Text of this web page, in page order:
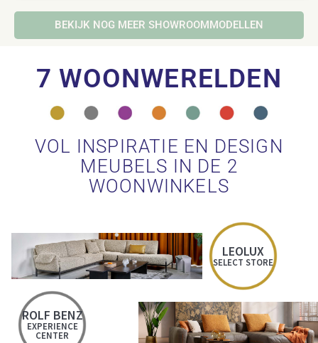
BEKIJK NOG MEER SHOWROOMMODELLEN
7 WOONWERELDEN
VOL INSPIRATIE EN DESIGN
MEUBELS IN DE 2
WOONWINKELS
LEOLUX
SELECT STORE
ROLF BENZ
EXPERIENCE
CENTER